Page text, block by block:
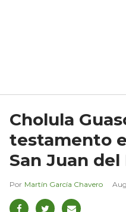
Cholula
testamento
San Juan del
Martín García Chavero